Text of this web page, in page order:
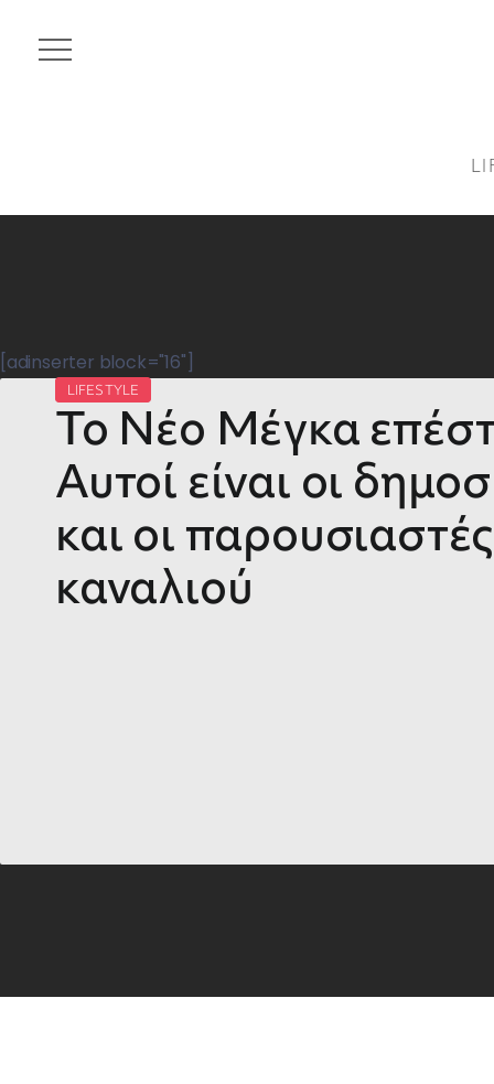
[adinserter block="16"]
LIFESTYLE
Το Νέο Μέγκα
Αυτοί είναι οι
και οι
καναλιού